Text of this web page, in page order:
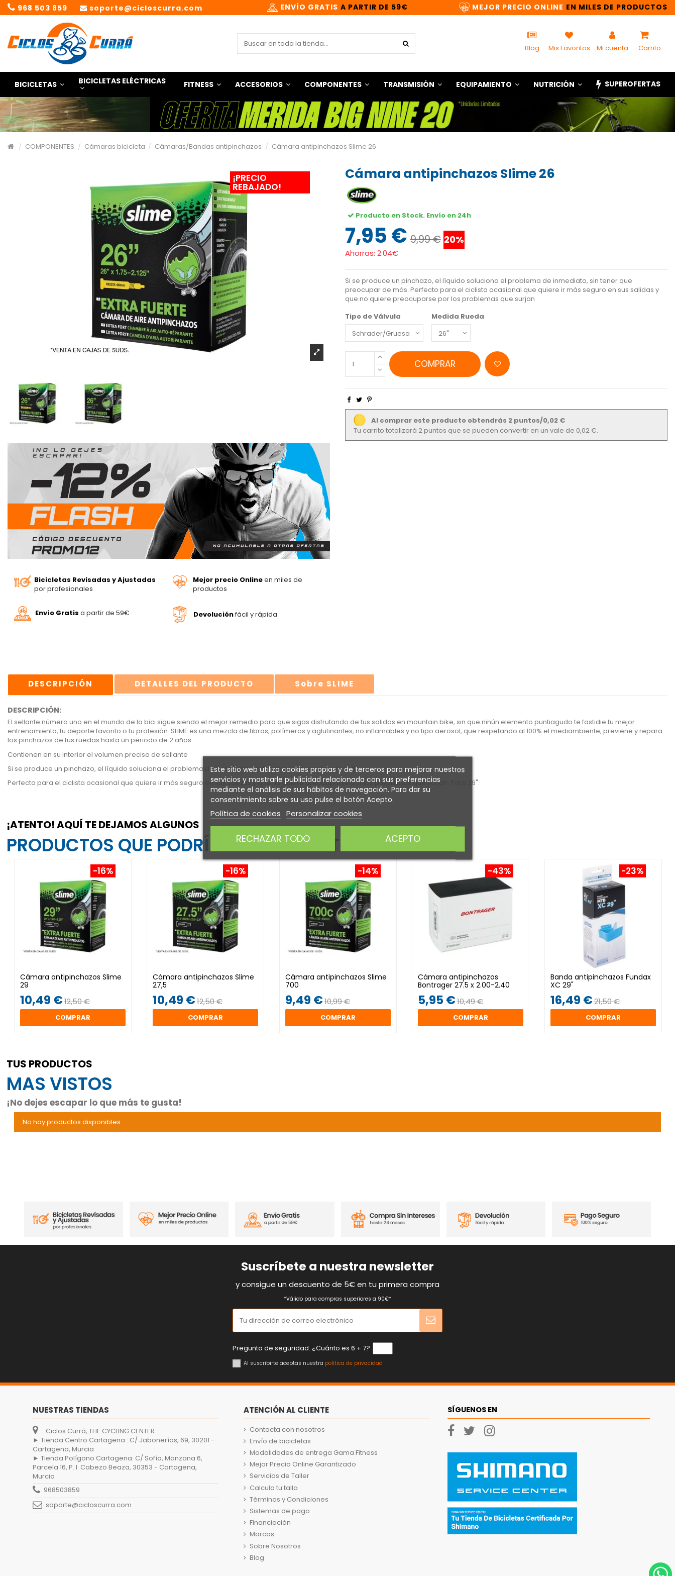
968 503 859 soporte@cicloscurra.com ENVÍO GRATIS A PARTIR DE 59€ MEJOR PRECIO ONLINE EN MILES DE PRODUCTOS
Blog Mis Favoritos Mi cuenta Carrito
BICICLETAS BICICLETAS ELÉCTRICAS FITNESS ACCESORIOS COMPONENTES TRANSMISIÓN EQUIPAMIENTO NUTRICIÓN SUPEROFERTAS
COMPONENTES Cámaras bicicleta Cámaras/Bandas antipinchazos Cámara antipinchazos Slime 26
¡PRECIO
REBAJADO!
Bicicletas Revisadas y Ajustadas
por profesionales
Mejor precio Onlineen miles de
productos
Envío Gratis a partir de 59€ Devoluciónfácil y rápida
Cámara antipinchazos Slime 26
Producto en Stock. Envío en 24h
7,95 € 9,99 € 20%
Ahorras: 2.04€
Si se produce un pinchazo, el líquido soluciona el problema de inmediato, sin tener que
preocupar de más. Perfecto para el ciclista ocasional que quiere ir más seguro en sus salidas y
que no quiere preocuparse por los problemas que surjan
Tipo de Válvula
Medida Rueda
COMPRAR
Al comprar este producto obtendrás 2 puntos/0,02 €
Tu carrito totalizará 2 puntos que se pueden convertir en un vale de 0,02 €.
DESCRIPCIÓN DETALLES DEL PRODUCTO Sobre SLIME
DESCRIPCIÓN:
El sellante número uno en el mundo de la bici sigue siendo el mejor remedio para que sigas disfrutando de tus salidas en mountain bike, sin que ninún elemento puntiagudo te fastidie tu mejor
entrenamiento, tu deporte favorito o tu profesión. SLIME es una mezcla de fibras, polímeros y aglutinantes, no inflamables y no tipo aerosol, que respetando al 100% el mediambiente, previene y repara
los pinchazos de tus ruedas hasta un periodo de 2 años.
Contienen en su interior el volumen preciso de sellante
Si se produce un pinchazo, el líquido soluciona el problema de inmediato, sin tener que preocupar de más
Perfecto para el ciclista ocasional que quiere ir más seguro en sus salidas y que no quiere preocuparse por los problemas que surjan. Para 26".
¡ATENTO! AQUÍ TE DEJAMOS ALGUNOS
PRODUCTOS QUE PODRÍAN INTERESARTE
-16%
Cámara antipinchazos Slime
29
10,49 €12,50 €
COMPRAR
-16%
Cámara antipinchazos Slime
27,5
10,49 €12,50 €
COMPRAR
-14%
Cámara antipinchazos Slime
700
9,49 €10,99 €
COMPRAR
-43%
Cámara antipinchazos
Bontrager 27.5 x 2.00-2.40
5,95 €10,49 €
COMPRAR
-23%
Banda antipinchazos Fundax
XC 29"
16,49 €21,50 €
COMPRAR
TUS PRODUCTOS
MAS VISTOS
¡No dejes escapar lo que más te gusta!
No hay productos disponibles.
Suscríbete a nuestra newsletter
y consigue un descuento de 5€ en tu primera compra
*Válido para compras superiores a 90€*
Pregunta de seguridad. ¿Cuánto es 6 + 7?
Al suscribirte aceptas nuestra política de privacidad
NUESTRAS TIENDAS
Ciclos Currá, THE CYCLING CENTER.
► Tienda Centro Cartagena : C/ Jabonerías, 69, 30201 -
Cartagena, Murcia
► Tienda Polígono Cartagena: C/ Sofía, Manzana 6,
Parcela 16, P. I. Cabezo Beaza, 30353 - Cartagena,
Murcia
968503859
soporte@cicloscurra.com
ATENCIÓN AL CLIENTE
Contacta con nosotros
Envío de bicicletas
Modalidades de entrega Gama Fitness
Mejor Precio Online Garantizado
Servicios de Taller
Calcula tu talla
Términos y Condiciones
Sistemas de pago
Financiación
Marcas
Sobre Nosotros
Blog
SÍGUENOS EN
Este sitio web utiliza cookies propias y de terceros para mejorar nuestros
servicios y mostrarle publicidad relacionada con sus preferencias
mediante el análisis de sus hábitos de navegación. Para dar su
consentimiento sobre su uso pulse el botón Acepto.
Política de cookies Personalizar cookies
RECHAZAR TODO ACEPTO